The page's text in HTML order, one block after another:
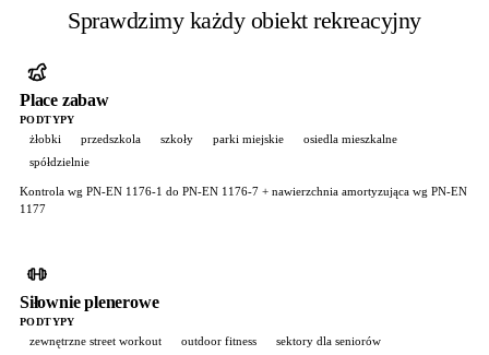
Sprawdzimy każdy obiekt rekreacyjny
Place zabaw
PODTYPY
żłobki przedszkola szkoły parki miejskie
osiedla mieszkalne
spółdzielnie
Kontrola wg PN-EN 1176-1 do PN-EN 1176-7 + nawierzchnia amortyzująca wg PN-EN
1177
Siłownie plenerowe
PODTYPY
zewnętrzne street workout outdoor fitness
sektory dla seniorów